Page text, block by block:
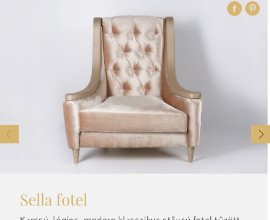
HÍREK
FILOZÓFIA
TECHNOLÓGIA
KONTAKT
Magyar
ENGLISH
DEUTSCH
РУССКИЙ
SLOVENSKÝ
Sella fotel